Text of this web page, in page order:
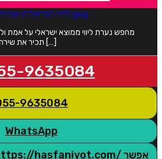
מחפש נערת ליווי ממוצא ישראלי על אמת
תכיר את שירה, נערת ליווי ישראלית ממוצא […]
9635084
9635084
WhatsApp